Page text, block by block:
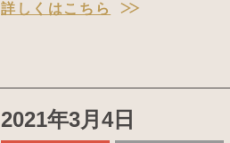
詳しくはこちら
2021年3月4日